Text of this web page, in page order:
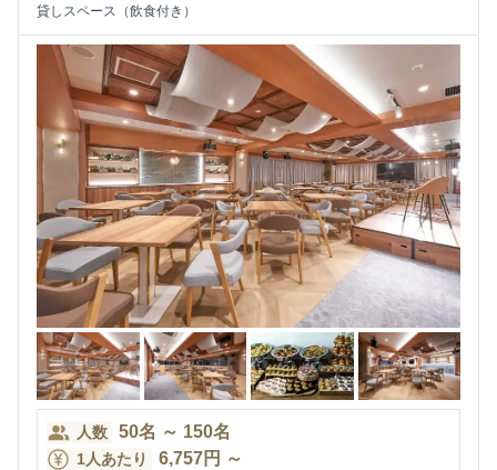
貸しスペース（飲食付き）
人数 50名 ～ 150名
1人あたり 6,757円 ～